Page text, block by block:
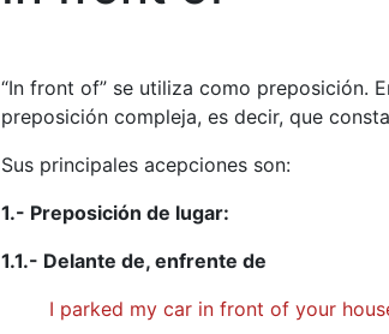
“In front of” se utiliza como preposición.
preposición compleja, es decir, que
Sus principales acepciones son:
1.- Preposición de lugar:
1.1.- Delante de, enfrente de
I parked my car in front of your